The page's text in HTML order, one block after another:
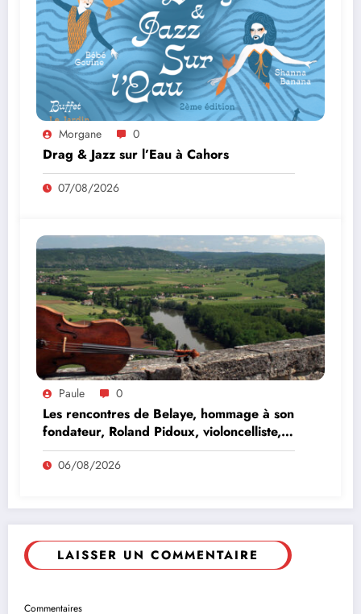
Morgane 0
Drag & Jazz sur l’Eau à Cahors
07/08/2026
Paule 0
Les rencontres de Belaye, hommage à son
fondateur, Roland Pidoux, violoncelliste,
le vendredi 07 août 2026
06/08/2026
LAISSER UN COMMENTAIRE
Commentaires